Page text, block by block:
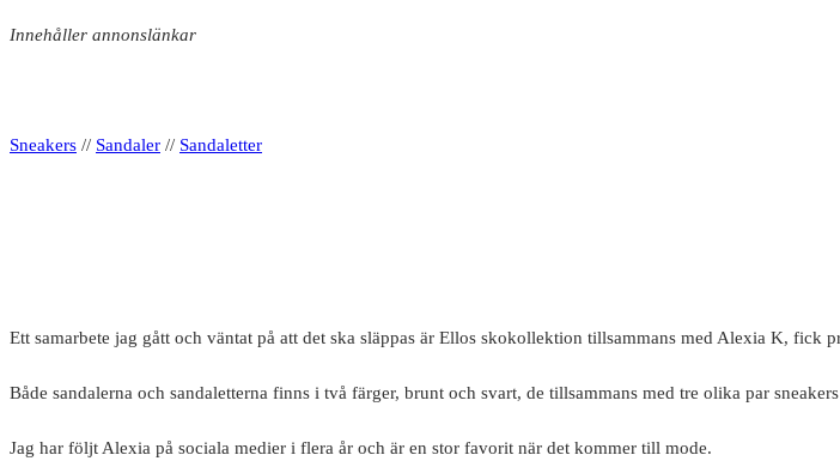
Innehåller annonslänkar
Sneakers // Sandaler // Sandaletter
Ett samarbete jag gått och väntat på att det ska släppas är Ellos skokollektion tillsammans med Alexia K,
Både sandalerna och sandaletterna finns i två färger, brunt och svart, de tillsammans med tre olika par
Jag har följt Alexia på sociala medier i flera år och är en stor favorit när det kommer till mode.